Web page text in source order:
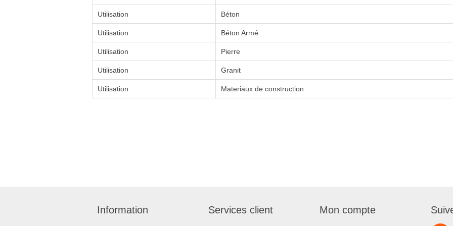
Utilisation Béton
Utilisation Béton Armé
Utilisation Pierre
Utilisation Granit
Utilisation Materiaux de construction
Information Services client Mon compte